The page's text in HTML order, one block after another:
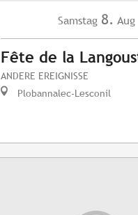
Samstag 8. Aug
Fête de la
ANDERE EREIGNISSE
Plobannalec-Lesconil